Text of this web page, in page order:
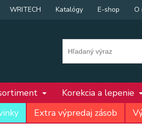
WRITECH Katalógy E-shop O
Korekcia a lepenie
Extra výpredaj zásob